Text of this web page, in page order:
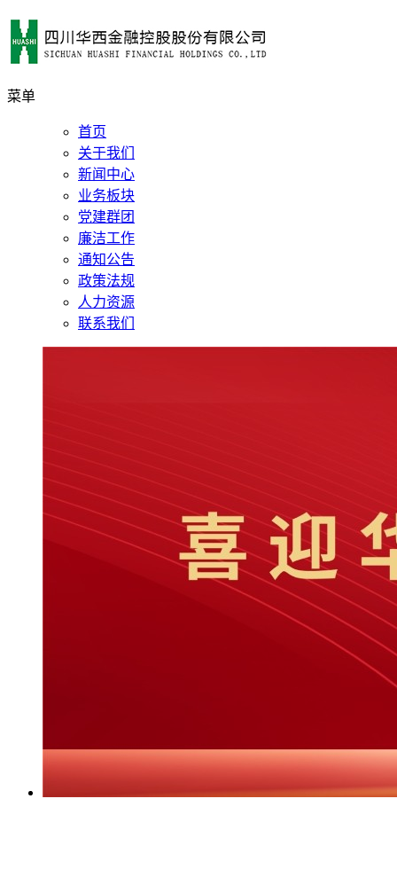
菜单
首页
关于我们
新闻中心
业务板块
党建群团
廉洁工作
通知公告
政策法规
人力资源
联系我们